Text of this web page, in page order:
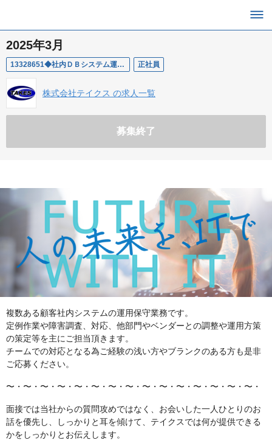
2025年3月
13328651◆社内ＤＢシステム運用保守【ＳＱＬ】 正社員
株式会社テイクス の求人一覧
募集終了
複数ある顧客社内システムの運用保守業務です。
定例作業や障害調査、対応、他部門やベンダーとの調整や運用方策
の策定等を主にご担当頂きます。
チームでの対応となる為ご経験の浅い方やブランクのある方も是非
ご応募ください。
〜・〜・〜・〜・〜・〜・〜・〜・〜・〜・〜・〜・〜・〜・〜・
面接では当社からの質問攻めではなく、お会いした一人ひとりのお
話を優先し、しっかりと耳を傾けて、テイクスでは何が提供できる
かをしっかりとお伝えします。